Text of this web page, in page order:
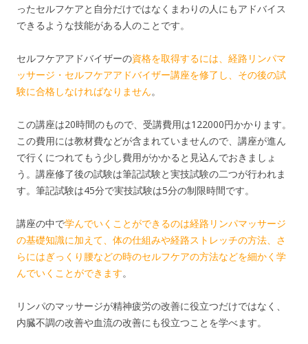
ったセルフケアと自分だけではなくまわりの人にもアドバイス
できるような技能がある人のことです。
セルフケアアドバイザーの資格を取得するには、経路リンパマ
ッサージ・セルフケアアドバイザー講座を修了し、その後の試
験に合格しなければなりません。
この講座は20時間のもので、受講費用は122000円かかります。
この費用には教材費などが含まれていませんので、講座が進ん
で行くにつれてもう少し費用がかかると見込んでおきましょ
う。講座修了後の試験は筆記試験と実技試験の二つが行われま
す。筆記試験は45分で実技試験は5分の制限時間です。
講座の中で学んでいくことができるのは経路リンパマッサージ
の基礎知識に加えて、体の仕組みや経路ストレッチの方法、さ
らにはぎっくり腰などの時のセルフケアの方法などを細かく学
んでいくことができます。
リンパのマッサージが精神疲労の改善に役立つだけではなく、
内臓不調の改善や血流の改善にも役立つことを学べます。